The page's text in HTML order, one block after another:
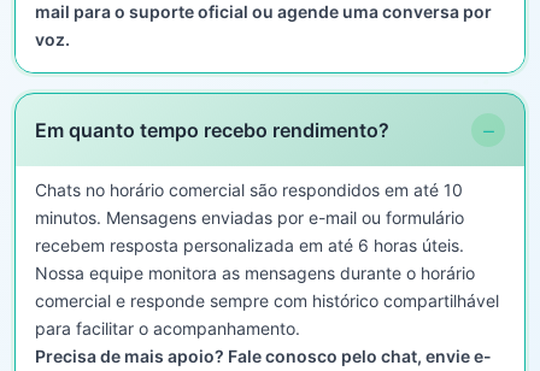
mail para o suporte oficial ou agende uma conversa por
voz.
Em quanto tempo recebo rendimento? −
Chats no horário comercial são respondidos em até 10
minutos. Mensagens enviadas por e-mail ou formulário
recebem resposta personalizada em até 6 horas úteis.
Nossa equipe monitora as mensagens durante o horário
comercial e responde sempre com histórico compartilhável
para facilitar o acompanhamento.
Precisa de mais apoio? Fale conosco pelo chat, envie e-